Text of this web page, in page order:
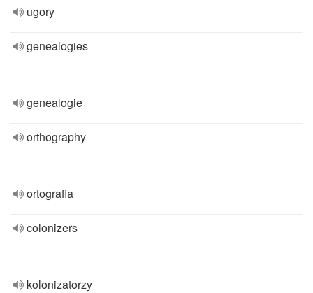
ugory
genealogies
genealogie
orthography
ortografia
colonizers
kolonizatorzy